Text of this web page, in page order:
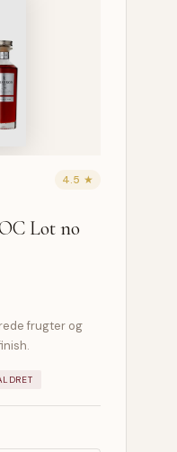
4.5 ★
Lot no
frugter og